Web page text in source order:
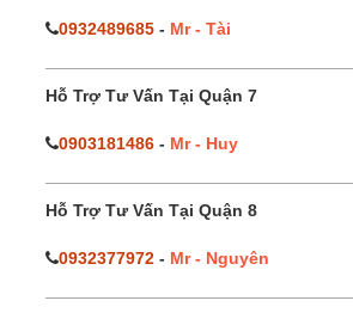
0932489685 - Mr - Tài
Hỗ Trợ Tư Vấn Tại Quận 7
0903181486 - Mr - Huy
Hỗ Trợ Tư Vấn Tại Quận 8
0932377972 - Mr - Nguyên